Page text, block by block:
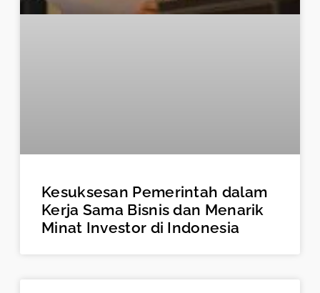
Kesuksesan Pemerintah dalam
Kerja Sama Bisnis dan Menarik
Minat Investor di Indonesia